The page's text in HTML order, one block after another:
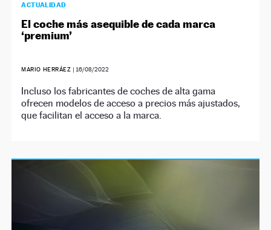
ACTUALIDAD
El coche más asequible de cada marca
‘premium’
MARIO HERRÁEZ | 16/08/2022
Incluso los fabricantes de coches de alta gama
ofrecen modelos de acceso a precios más ajustados,
que facilitan el acceso a la marca.